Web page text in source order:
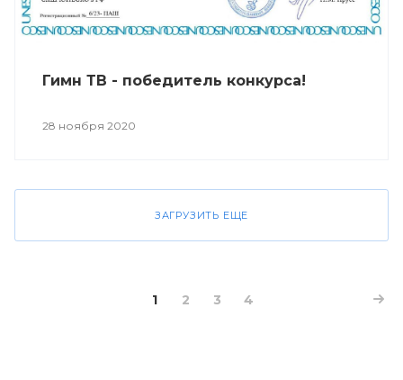
Гимн ТВ - победитель конкурса!
28 ноября 2020
ЗАГРУЗИТЬ ЕЩЕ
1 2 3 4